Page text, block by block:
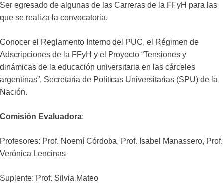
Ser egresado de algunas de las Carreras de la FFyH para las
que se realiza la convocatoria.
Conocer el Reglamento Interno del PUC, el Régimen de
Adscripciones de la FFyH y el Proyecto “Tensiones y
dinámicas de la educación universitaria en las cárceles
argentinas”, Secretaria de Políticas Universitarias (SPU) de la
Nación.
Comisión Evaluadora:
Profesores: Prof. Noemí Córdoba, Prof. Isabel Manassero, Prof.
Verónica Lencinas
Suplente: Prof. Silvia Mateo